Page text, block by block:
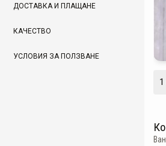
ДОСТАВКА И ПЛАЩАНЕ
КАЧЕСТВО
УСЛОВИЯ ЗА ПОЛЗВАНЕ